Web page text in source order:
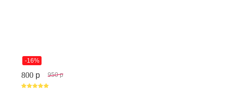
-16%
800 p 950 p